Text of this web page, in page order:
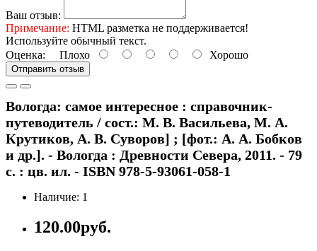
Ваш отзыв:
Примечание: HTML разметка не поддерживается!
Используйте обычный текст.
Оценка: Плохо Хорошо
Отправить отзыв
Вологда: самое интересное : справочник-
путеводитель / сост.: М. В. Васильева, М. А.
Крутиков, А. В. Суворов] ; [фот.: А. А. Бобков
и др.]. - Вологда : Древности Севера, 2011. - 79
с. : цв. ил. - ISBN 978-5-93061-058-1
Наличие: 1
120.00руб.